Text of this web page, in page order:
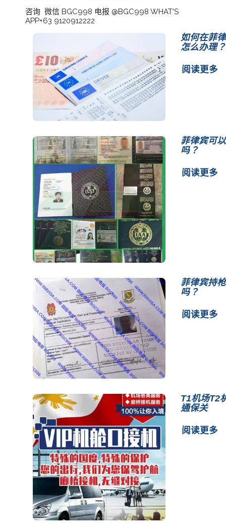
咨询 微信 BGC998 电报 @BGC998 WHAT'S
APP+63 9120912222
如何在菲
怎么办理？
阅读更多
菲律宾可
吗？
阅读更多
菲律宾持
吗？
阅读更多
T1机场T2
通保关
阅读更多